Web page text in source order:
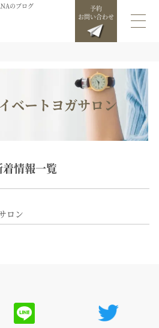
のブログ
予約
お問い合わせ
ベートヨガサロン
着情報一覧
ロン